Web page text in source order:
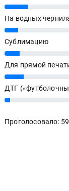
12%
На водных
7%
Сублимацию
8%
Для прямой
10%
ДТГ
3%
Проголосовало: 59